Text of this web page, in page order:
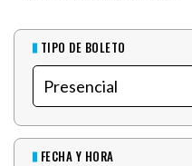
TIPO DE BOLETO
FECHA Y HORA